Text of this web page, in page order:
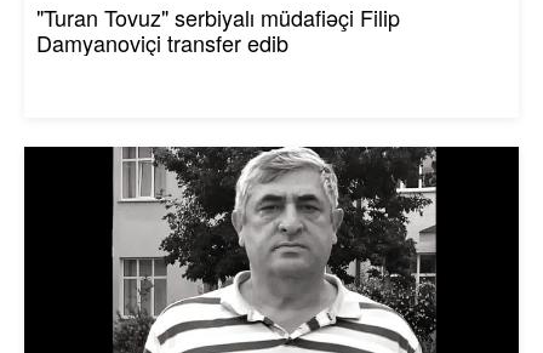
"Turan Tovuz" serbiyalı müdafiəçi Filip
Damyanoviçi transfer edib